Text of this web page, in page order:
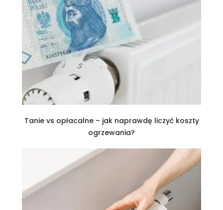
Tanie vs opłacalne – jak naprawdę liczyć koszty
ogrzewania?